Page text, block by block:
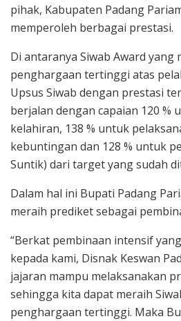
pihak, Kabupaten Padang
memperoleh berbagai prestasi.
Di antaranya Siwab Award yang
penghargaan tertinggi atas
Upsus Siwab dengan prestasi
berjalan dengan capaian 120 %
kelahiran, 138 % untuk
kebuntingan dan 128 % untuk
Suntik) dari target yang sudah
Dalam hal ini Bupati Padang
meraih prediket sebagai
“Berkat pembinaan intensif
kepada kami, Disnak Keswan
jajaran mampu melaksanakan
sehingga kita dapat meraih
penghargaan tertinggi. Maka